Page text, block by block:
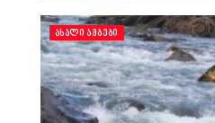
ᲐᲮᲐᲚᲘ ᲐᲛᲑᲔᲑᲘ